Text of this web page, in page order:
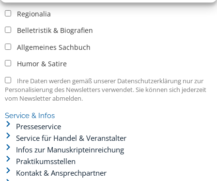
Regionalia
Belletristik & Biografien
Allgemeines Sachbuch
Humor & Satire
Ihre Daten werden gemäß unserer Datenschutzerklärung nur zur
Personalisierung des Newsletters verwendet. Sie können sich jederzeit
vom Newsletter abmelden.
Service & Infos
Presseservice
Service für Handel & Veranstalter
Infos zur Manuskripteinreichung
Praktikumsstellen
Kontakt & Ansprechpartner